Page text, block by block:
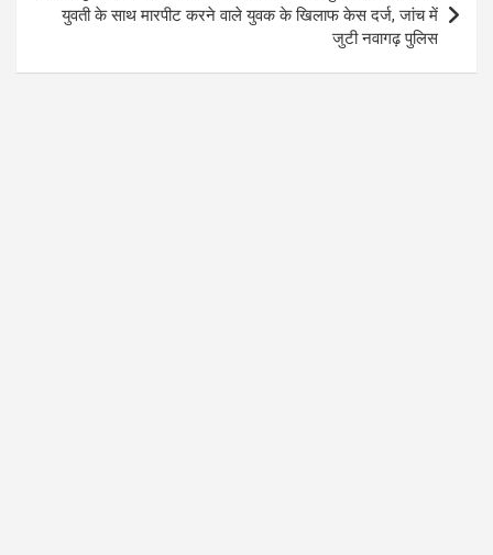
युवती के साथ मारपीट करने वाले युवक के खिलाफ केस दर्ज, जांच में
जुटी नवागढ़ पुलिस